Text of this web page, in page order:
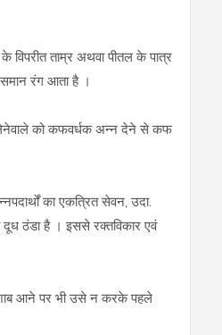
ताम्र अथवा पीतल के पात्र
रंग आता है ।
लेनेवाले को कफवर्धक अन्‍न देने से कफ
का एकत्रित सेवन, उदा.
ठंडा है । इससे रक्‍तविकार एवं
आने पर भी उसे न करके पहले